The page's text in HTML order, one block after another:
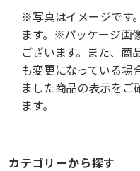
※写真はイメージです
ます。※パッケージ画
ございます。また、商
も変更になっている場
ました商品の表示をご
ます。
カテゴリーから探す